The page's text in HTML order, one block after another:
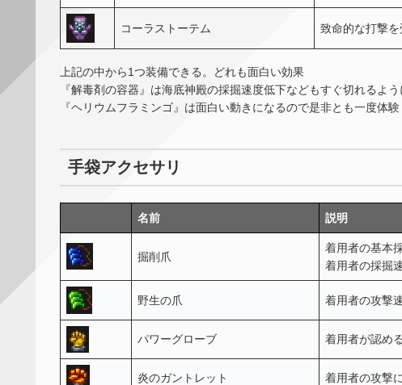
コーラストーテム 致命的な打撃
上記の中から1つ装備できる。どれも面白い効果
『解毒剤の容器』は海底神殿の採掘速度低下などもすぐ切れるよ
『ヘリウムフラミンゴ』は面白い動きになるので是非とも一度体験
手袋アクセサリ
名前 説明
掘削爪
着用者の基本
着用者の採掘
野生の爪 着用者の攻撃
パワーグローブ 着用者が認め
炎のガントレット 着用者の攻撃